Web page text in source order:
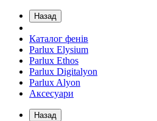
Назад
Каталог фенів
Parlux Elysium
Parlux Ethos
Parlux Digitalyon
Parlux Alyon
Аксесуари
Назад